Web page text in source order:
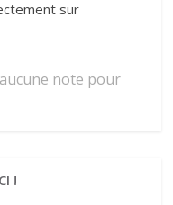
sur
note pour
!